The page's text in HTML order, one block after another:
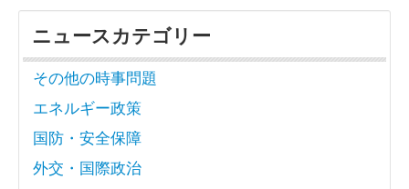
ニュースカテゴリー
その他の時事問題
エネルギー政策
国防・安全保障
外交・国際政治